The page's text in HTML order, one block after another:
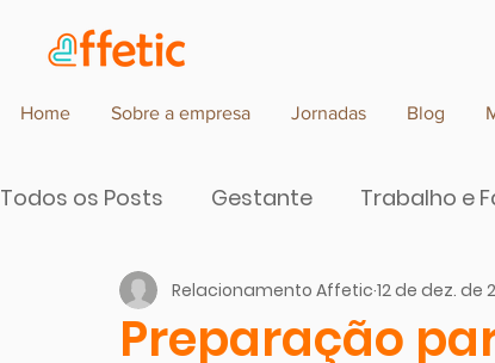
Home Sobre a empresa Jornadas Blog
Todos os Posts Gestante Trabalho e
Parceiros de Cocriação de valor
Preparação
Relacionamento Affetic 12 de dez. de